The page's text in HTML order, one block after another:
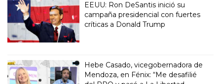
EEUU: Ron DeSantis inició su
campaña presidencial con fuertes
críticas a Donald Trump
Hebe Casado, vicegobernadora de
Mendoza, en Fénix: “Me desafilié